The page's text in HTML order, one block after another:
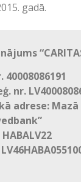
gadā.
40008086191
nr.
adrese:
HABALV22